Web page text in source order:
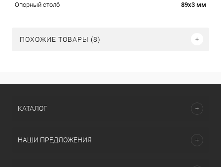
Опорный столб 89х3 мм
ПОХОЖИЕ ТОВАРЫ (8)
КАТАЛОГ
НАШИ ПРЕДЛОЖЕНИЯ